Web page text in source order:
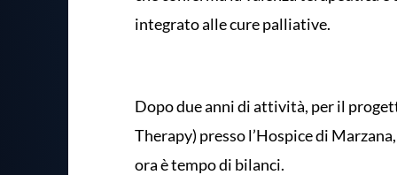
integrato alle cure palliative.
Dopo due anni di attività, per il
Therapy) presso l’Hospice di
ora è tempo di bilanci.